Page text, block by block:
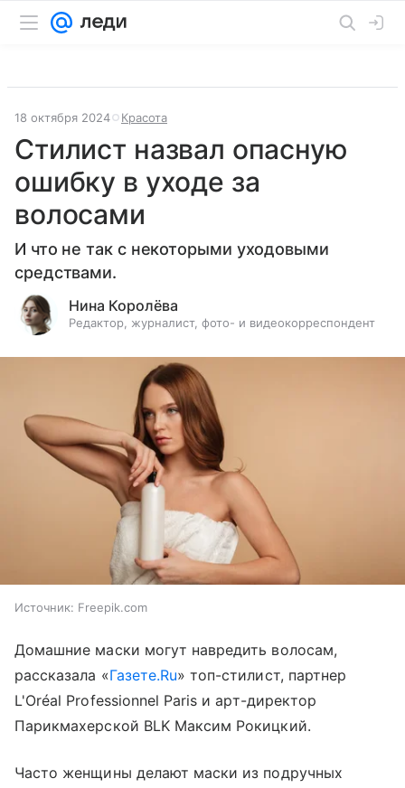
18 октября 2024 Красота
Стилист назвал опасную
ошибку в уходе за
волосами
И что не так с некоторыми уходовыми
средствами.
Нина Королёва
Редактор, журналист, фото- и видеокорреспондент
Источник: Freepik.com
Домашние маски могут навредить волосам,
рассказала «Газете.Ru» топ-стилист, партнер
L'Oréal Professionnel Paris и арт-директор
Парикмахерской BLK Максим Рокицкий.
Часто женщины делают маски из подручных